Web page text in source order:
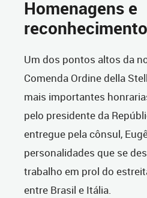
Homenagens e
reconhecimento
Um dos pontos altos da
Comenda Ordine della
mais importantes
pelo presidente da
entregue pela cônsul,
personalidades que se
trabalho em prol do
entre Brasil e Itália.